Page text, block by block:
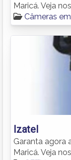
Maricá. Veja
Câmeras
Izatel
Garanta agora
Maricá. Veja